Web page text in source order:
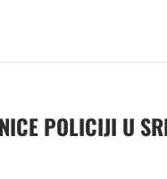
POLICIJI U